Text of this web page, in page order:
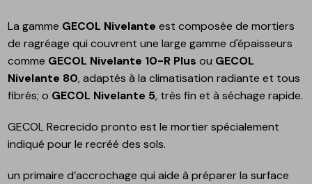
La gamme GECOL Nivelante est composée de mortiers
de ragréage qui couvrent une large gamme d'épaisseurs
comme GECOL Nivelante 10-R Plus ou GECOL
Nivelante 80, adaptés à la climatisation radiante et tous
fibrés; o GECOL Nivelante 5, très fin et à séchage rapide.
GECOL Recrecido pronto est le mortier spécialement
indiqué pour le recréé des sols.
un primaire d’accrochage qui aide à préparer la surface